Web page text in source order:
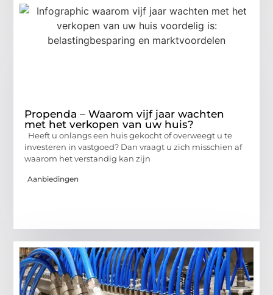
Propenda – Waarom vijf jaar wachten
met het verkopen van uw huis?
Heeft u onlangs een huis gekocht of overweegt u te
investeren in vastgoed? Dan vraagt u zich misschien af
waarom het verstandig kan zijn
Aanbiedingen